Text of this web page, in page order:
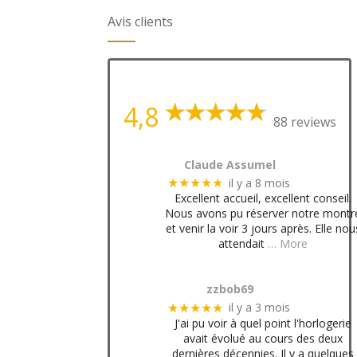
Avis clients
4,8 88 reviews
Claude Assumel
★★★★★ il y a 8 mois
Excellent accueil, excellent conseil.
Nous avons pu réserver notre
et venir la voir 3 jours après. Elle
attendait … More
zzbob69
★★★★★ il y a 3 mois
J'ai pu voir à quel point l'horlogerie
avait évolué au cours des deux
dernières décennies. Il y a quelques